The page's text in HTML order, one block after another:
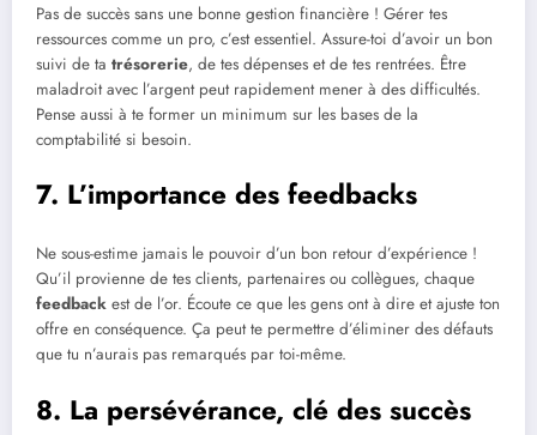
Pas de succès sans une bonne gestion financière ! Gérer tes
ressources comme un pro, c’est essentiel. Assure-toi d’avoir un bon
suivi de ta trésorerie, de tes dépenses et de tes rentrées. Être
maladroit avec l’argent peut rapidement mener à des difficultés.
Pense aussi à te former un minimum sur les bases de la
comptabilité si besoin.
7. L’importance des feedbacks
Ne sous-estime jamais le pouvoir d’un bon retour d’expérience !
Qu’il provienne de tes clients, partenaires ou collègues, chaque
feedback est de l’or. Écoute ce que les gens ont à dire et ajuste ton
offre en conséquence. Ça peut te permettre d’éliminer des défauts
que tu n’aurais pas remarqués par toi-même.
8. La persévérance, clé des succès